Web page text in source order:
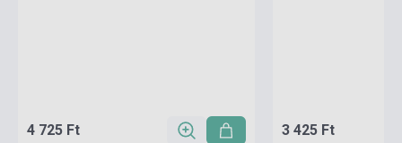
4 725 Ft 3 425 Ft